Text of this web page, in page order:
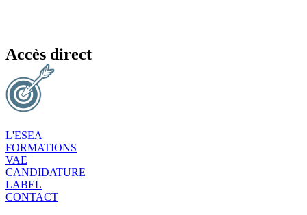
Accès direct
L'ESEA
FORMATIONS
VAE
CANDIDATURE
LABEL
CONTACT